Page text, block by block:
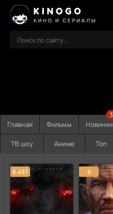
KINOGO
КИНО И СЕРИАЛЫ
Главная Фильмы Новинки
3
ТВ шоу Аниме Топ
6.437 6